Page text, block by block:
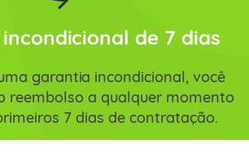
de 7 dias
garantia incondicional, você
reembolso a qualquer momento
7 dias de contratação.